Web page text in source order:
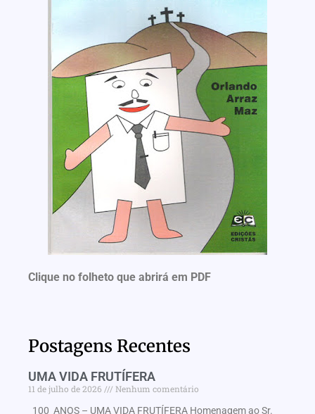
Clique no folheto que abrirá em PDF
Postagens Recentes
UMA VIDA FRUTÍFERA
11 de julho de 2026
Nenhum comentário
100 ANOS – UMA VIDA FRUTÍFERA Homenagem ao Sr.